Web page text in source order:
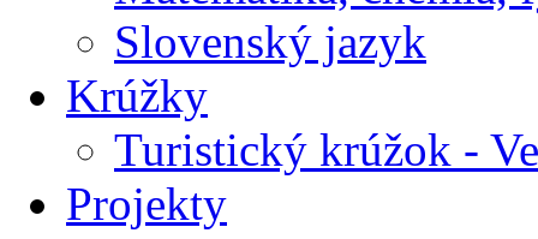
Slovenský jazyk
Krúžky
Turistický krúžok -
Projekty